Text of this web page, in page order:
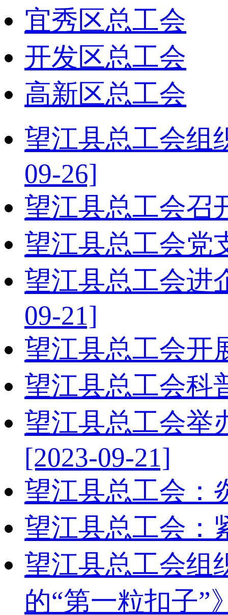
宜秀区总工会
开发区总工会
高新区总工会
望江县总工会组
09-26]
望江县总工会召
望江县总工会党
望江县总工会进
09-21]
望江县总工会开
望江县总工会科
望江县总工会举
[2023-09-21]
望江县总工会：
望江县总工会：
望江县总工会组
的“第一粒扣子”